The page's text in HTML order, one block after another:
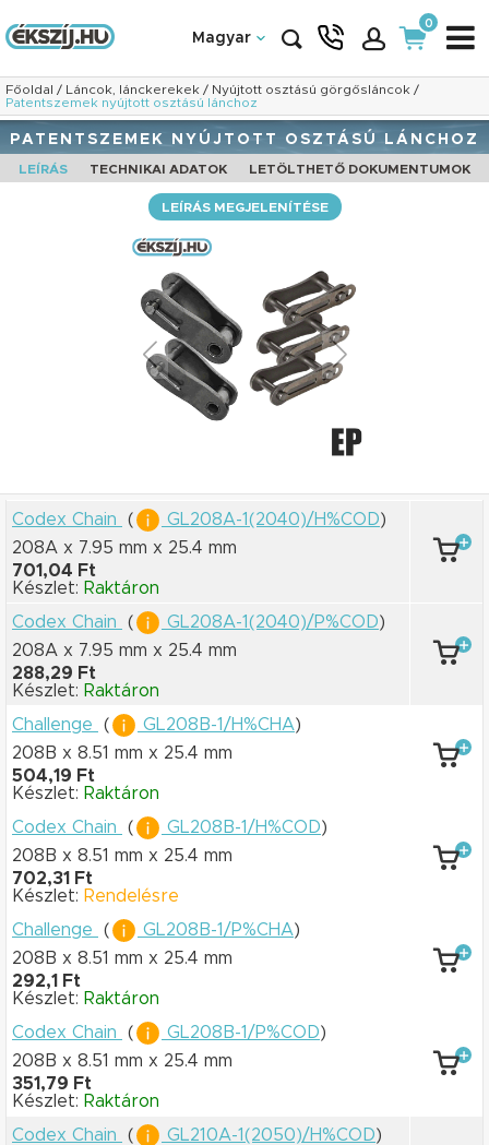
Magyar
0
Főoldal / Láncok, lánckerekek / Nyújtott osztású görgősláncok /
Patentszemek nyújtott osztású lánchoz
PATENTSZEMEK NYÚJTOTT OSZTÁSÚ LÁNCHOZ
LEÍRÁS TECHNIKAI ADATOK LETÖLTHETŐ DOKUMENTUMOK
LEÍRÁS MEGJELENÍTÉSE
Codex Chain ( GL208A-1(2040)/H%COD)
208A x 7.95 mm x 25.4 mm
701,04 Ft
Készlet: Raktáron
Codex Chain
( GL208A-1(2040)/P%COD)
208A x 7.95 mm x 25.4 mm
288,29 Ft
Készlet: Raktáron
Challenge
( GL208B-1/H%CHA)
208B x 8.51 mm x 25.4 mm
504,19 Ft
Készlet: Raktáron
Codex Chain
( GL208B-1/H%COD)
208B x 8.51 mm x 25.4 mm
702,31 Ft
Készlet: Rendelésre
Challenge
( GL208B-1/P%CHA)
208B x 8.51 mm x 25.4 mm
292,1 Ft
Készlet: Raktáron
Codex Chain
( GL208B-1/P%COD)
208B x 8.51 mm x 25.4 mm
351,79 Ft
Készlet: Raktáron
Codex Chain
( GL210A-1(2050)/H%COD)